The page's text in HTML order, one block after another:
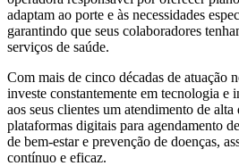
adaptam ao porte e às necessidades
garantindo que seus colaboradores
serviços de saúde.
Com mais de cinco décadas de atuação
investe constantemente em tecnologia e
aos seus clientes um atendimento de
plataformas digitais para agendamento
de bem-estar e prevenção de doenças,
contínuo e eficaz.